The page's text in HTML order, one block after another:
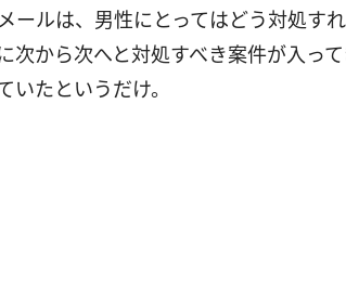
ールは、男性にとってはどう対処す
次から次へと対処すべき案件が入っ
いたというだけ。